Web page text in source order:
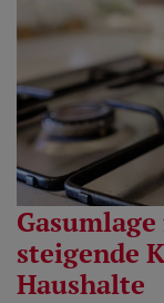
steigende
Haushalte